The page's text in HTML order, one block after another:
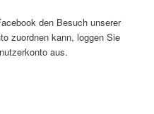
den Besuch unserer
zuordnen kann, loggen Sie
aus.